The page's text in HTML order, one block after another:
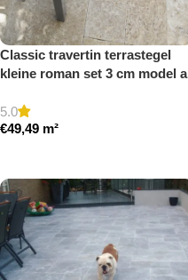
Classic travertin terrastegel
kleine roman set 3 cm model a
5.0
€49,49 m²